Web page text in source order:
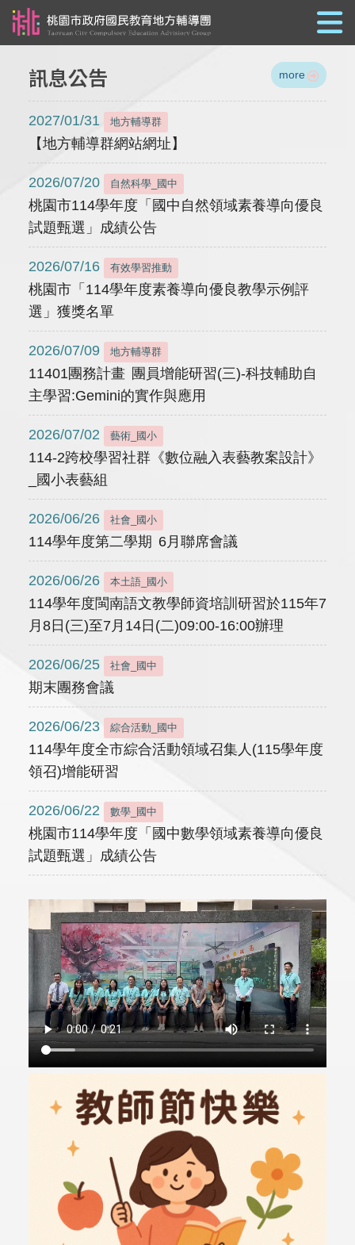
訊息公告 more
2027/01/31 地方輔導群
【地方輔導群網站網址】
2026/07/20 自然科學_國中
桃園市114學年度「國中自然領域素養導向優良
試題甄選」成績公告
2026/07/16 有效學習推動
桃園市「114學年度素養導向優良教學示例評
選」獲獎名單
2026/07/09 地方輔導群
11401團務計畫 團員增能研習(三)-科技輔助自
主學習:Gemini的實作與應用
2026/07/02 藝術_國小
114-2跨校學習社群《數位融入表藝教案設計》
_國小表藝組
2026/06/26 社會_國小
114學年度第二學期 6月聯席會議
2026/06/26 本土語_國小
114學年度閩南語文教學師資培訓研習於115年7
月8日(三)至7月14日(二)09:00-16:00辦理
2026/06/25 社會_國中
期末團務會議
2026/06/23 綜合活動_國中
114學年度全市綜合活動領域召集人(115學年度
領召)增能研習
2026/06/22 數學_國中
桃園市114學年度「國中數學領域素養導向優良
試題甄選」成績公告